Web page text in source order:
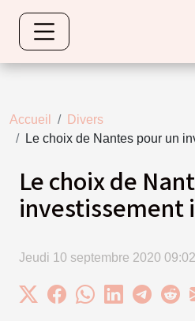
Accueil
Divers
Le choix de Nantes pour un
Le choix de
investissement
Jeudi 10 septembre 2020 09:02